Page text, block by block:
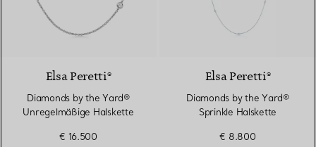
2 Materialien
Elsa Peretti®
Diamonds by the Yard®
Unregelmäßige Halskette
€ 16.500
Elsa Peretti®
Diamonds by the Yard®
Sprinkle Halskette
€ 8.800